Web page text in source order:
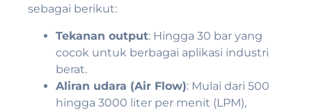
sebagai berikut:
Tekanan output: Hingga 30 bar yang
cocok untuk berbagai aplikasi industri
berat.
Aliran udara (Air Flow): Mulai dari 500
hingga 3000 liter per menit (LPM),